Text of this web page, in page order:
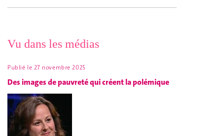
Vu dans les médias
Publié le 27 novembre 2025
Des images de pauvreté qui créent la polémique